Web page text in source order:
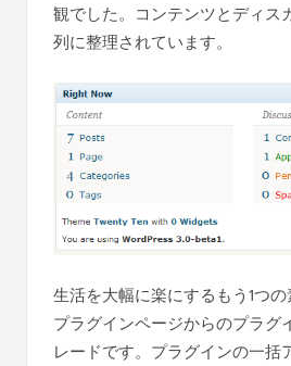
観でした。コンテンツとディス
列に整理されています。
生活を大幅に楽にするもう1つの
プラグインページからのプラグ
レードです。プラグインの一括